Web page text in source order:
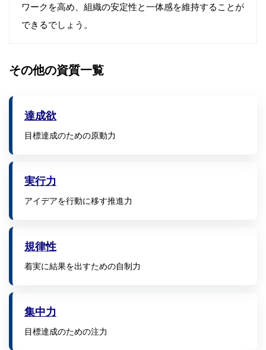
ワークを高め、組織の安定性と一体感を維持することが
できるでしょう。
その他の資質一覧
達成欲
目標達成のための原動力
実行力
アイデアを行動に移す推進力
規律性
着実に結果を出すための自制力
集中力
目標達成のための注力